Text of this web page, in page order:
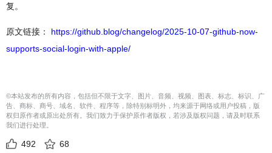
复。
原文链接： https://github.blog/changelog/2025-10-07-github-now-
supports-social-login-with-apple/
©本站发布的所有内容，包括但不限于文字、图片、音频、视频、图表、标志、标识、广
告、商标、商号、域名、软件、程序等，除特别标明外，均来源于网络或用户投稿，版
权归原作者或原出处所有。我们致力于保护原作者版权，若涉及版权问题，请及时联系
我们进行处理。
492 68